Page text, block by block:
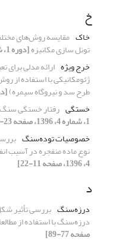
خ
خاک مقایسه روش‌های
تونل سازی مکانیزه[دوره 1، شماره 3، 1396، صفحه 1-16]
خرج ویژه ارائه مدلی برای
ژئومکانیکی با استفاده از
طرح سد و نیروگاه سیمره)[دوره 1،
خستگی رفتار خستگی
1، شماره 4، 1396، صفحه 23-33]
خصوصیات تود‌ه‌سنگ
نوع ماده منفجره در آسیب
4، 1396، صفحه 11-22]
د
درزه‌سنگ بررسی تأثیر
درزه‌سنگ با استفاده از
صفحه 77-89]